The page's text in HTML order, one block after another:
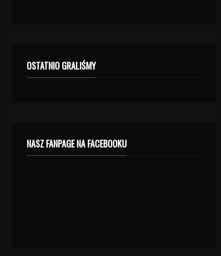
OSTATNIO GRALIŚMY
NASZ FANPAGE NA FACEBOOKU